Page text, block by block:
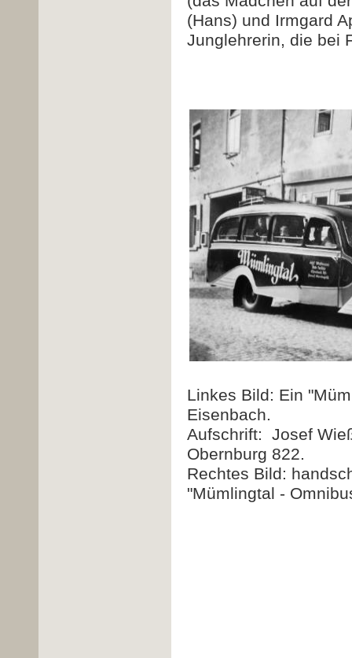
(Hans) und Irmgard
Junglehrerin, die bei
Linkes Bild: Ein
Eisenbach.
Aufschrift: Josef
Obernburg 822.
Rechtes Bild:
"Mümlingtal -